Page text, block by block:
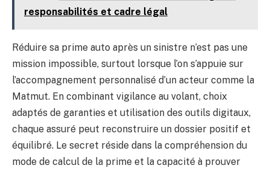
responsabilités et cadre légal
Réduire sa prime auto après un sinistre n’est pas une
mission impossible, surtout lorsque l’on s’appuie sur
l’accompagnement personnalisé d’un acteur comme la
Matmut. En combinant vigilance au volant, choix
adaptés de garanties et utilisation des outils digitaux,
chaque assuré peut reconstruire un dossier positif et
équilibré. Le secret réside dans la compréhension du
mode de calcul de la prime et la capacité à prouver